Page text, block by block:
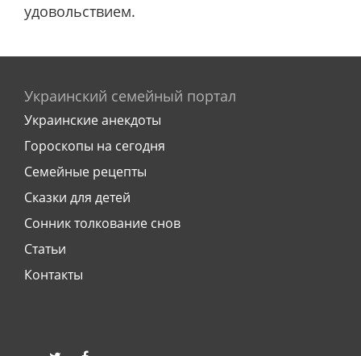
удовольствием.
Украинский семейный портал
Украинские анекдоты
Гороскопы на сегодня
Семейные рецепты
Сказки для детей
Сонник толкование снов
Статьи
Контакты